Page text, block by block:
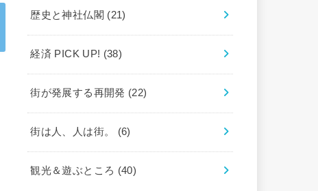
歴史と神社仏閣 (21)
経済 PICK UP! (38)
街が発展する再開発 (22)
街は人、人は街。 (6)
観光＆遊ぶところ (40)